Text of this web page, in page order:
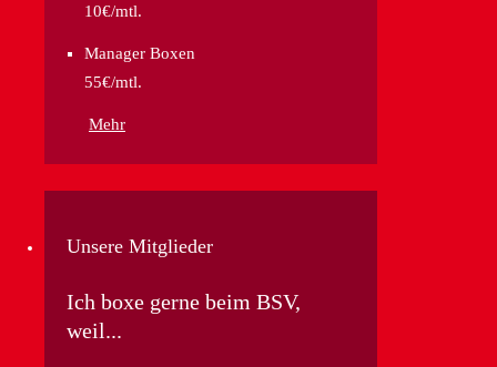
10€/mtl.
Manager Boxen
55€/mtl.
Mehr
Unsere Mitglieder
Ich boxe gerne beim BSV,
weil...